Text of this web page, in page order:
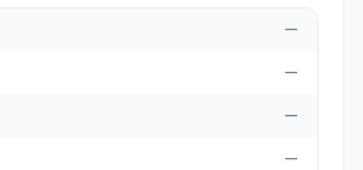
—
—
—
—